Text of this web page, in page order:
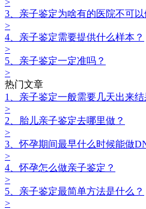
>
3、亲子鉴定为啥有的医院不可以
>
4、亲子鉴定需要提供什么样本？
>
5、亲子鉴定一定准吗？
>
热门文章
1、亲子鉴定一般需要几天出来
>
2、胎儿亲子鉴定去哪里做？
>
3、怀孕期间最早什么时候能做
>
4、怀孕怎么做亲子鉴定？
>
5、亲子鉴定最简单方法是什么？
>